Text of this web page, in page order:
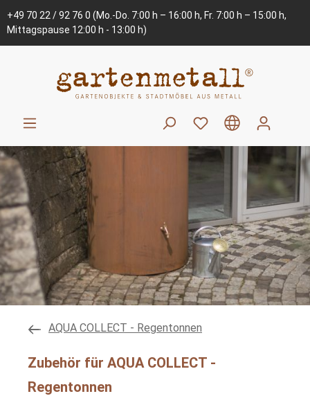
+49 70 22 / 92 76 0 (Mo.-Do. 7:00 h – 16:00 h, Fr. 7:00 h – 15:00 h,
Mittagspause 12:00 h - 13:00 h)
AQUA COLLECT - Regentonnen
Zubehör für AQUA COLLECT -
Regentonnen